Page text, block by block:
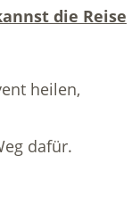
die Reise
heilen,
dafür.